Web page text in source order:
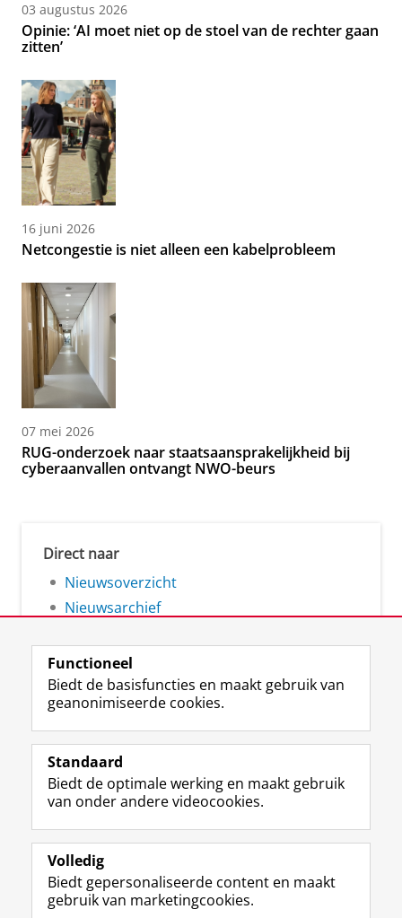
03 augustus 2026
Opinie: ‘AI moet niet op de stoel van de rechter gaan
zitten’
16 juni 2026
Netcongestie is niet alleen een kabelprobleem
07 mei 2026
RUG-onderzoek naar staatsaansprakelijkheid bij
cyberaanvallen ontvangt NWO-beurs
Direct naar
Nieuwsoverzicht
Nieuwsarchief
Volg de RUG
F
a
e
b
o
p
a
L
i
k
e
I
-
p
R
S
-
f
e
R
I
n
t
r
m
Y
o
T
e
k
Studiekiezers
Alumni
Over ons
Functioneel
Biedt de basisfuncties en maakt gebruik van
geanonimiseerde cookies.
Standaard
Biedt de optimale werking en maakt gebruik
van onder andere videocookies.
Volledig
Biedt gepersonaliseerde content en maakt
gebruik van marketingcookies.